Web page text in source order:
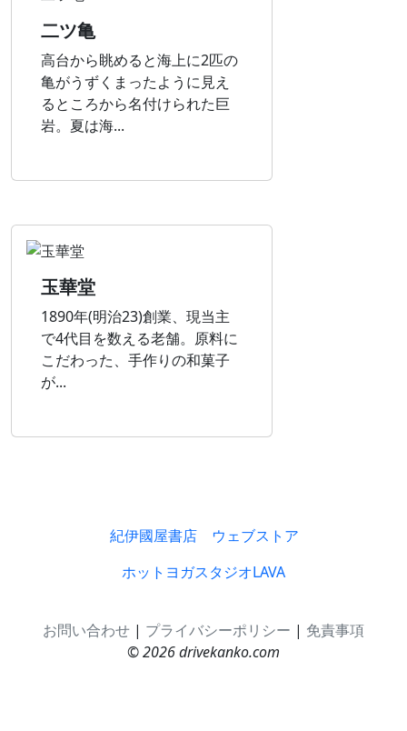
二ツ亀
高台から眺めると海上に2匹の
亀がうずくまったように見え
るところから名付けられた巨
岩。夏は海...
玉華堂
1890年(明治23)創業、現当主
で4代目を数える老舗。原料に
こだわった、手作りの和菓子
が...
紀伊國屋書店 ウェブストア
ホットヨガスタジオLAVA
お問い合わせ | プライバシーポリシー | 免責事項
© 2026 drivekanko.com